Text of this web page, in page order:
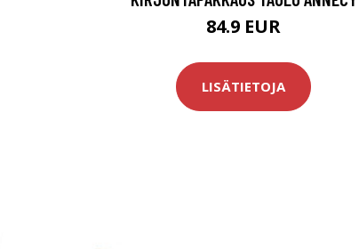
84.9 EUR
LISÄTIETOJA